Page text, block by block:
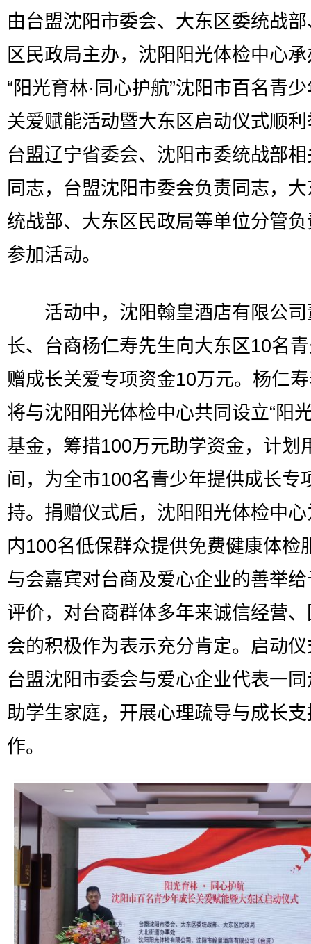
由台盟沈阳市委会、大东区委统战
区民政局主办，沈阳阳光体检中心
“阳光育林·同心护航”沈阳市百名青
关爱赋能活动暨大东区启动仪式顺
台盟辽宁省委会、沈阳市委统战部
同志，台盟沈阳市委会负责同志，
统战部、大东区民政局等单位分管
参加活动。
活动中，沈阳翰皇酒店有限公司
长、台商杨仁寿先生向大东区10名
赠成长关爱专项资金10万元。杨仁
将与沈阳阳光体检中心共同设立“阳
基金，筹措100万元助学资金，计划
间，为全市100名青少年提供成长专
持。捐赠仪式后，沈阳阳光体检中
内100名低保群众提供免费健康体检
与会嘉宾对台商及爱心企业的善举
评价，对台商群体多年来诚信经营
会的积极作为表示充分肯定。启动
台盟沈阳市委会与爱心企业代表一
助学生家庭，开展心理疏导与成长
作。